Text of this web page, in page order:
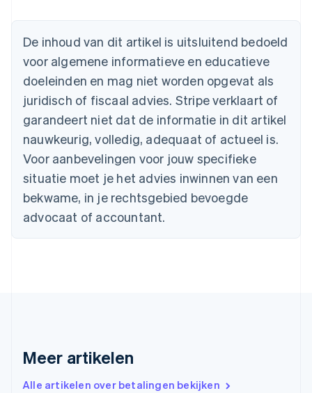
De inhoud van dit artikel is uitsluitend bedoeld
voor algemene informatieve en educatieve
doeleinden en mag niet worden opgevat als
juridisch of fiscaal advies. Stripe verklaart of
garandeert niet dat de informatie in dit artikel
nauwkeurig, volledig, adequaat of actueel is.
Voor aanbevelingen voor jouw specifieke
situatie moet je het advies inwinnen van een
bekwame, in je rechtsgebied bevoegde
advocaat of accountant.
Meer artikelen
Alle artikelen over betalingen bekijken
Português English
Bulgarije
English
Canada
EnglishFrançais
English
Denemarken
Duitsland
DeutschEnglish
Estland
Finland
EnglishSvenska
English
Hongkong SAR, China
English简体中文